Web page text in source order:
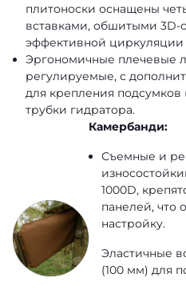
плитоноски оснащены
вставками, обшитыми 3D-
эффективной циркуляции
Эргономичные плечевые
регулируемые, с
для крепления подсумков
трубки гидратора.
Камербанди:
Съемные и
1000D,
панелей, что
настройку.
Эластичные
(100 мм) для